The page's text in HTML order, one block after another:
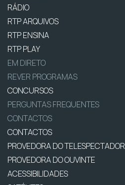
RÁDIO
RTP ARQUIVOS
RTP ENSINA
RTP PLAY
EM DIRETO
REVER PROGRAMAS
CONCURSOS
PERGUNTAS FREQUENTES
CONTACTOS
CONTACTOS
PROVEDORA DO TELESPECTADOR
PROVEDORA DO OUVINTE
ACESSIBILIDADES